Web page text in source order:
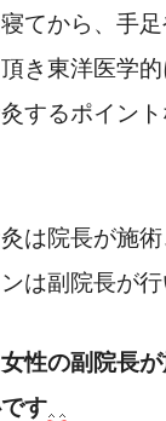
てから、手
き東洋医学
するポイン
は院長が施
は副院長が行
性の副院長
す